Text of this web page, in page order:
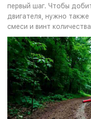
первый шаг. Чтобы
двигателя, нужно также
смеси и винт